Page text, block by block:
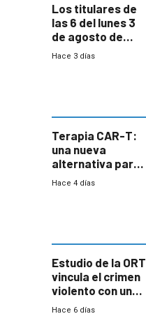
Los titulares de
las 6 del lunes 3
de agosto de
2026
Hace 3 días
Terapia CAR-T:
una nueva
alternativa para
niños y
Hace 4 días
Estudio de la ORT
vincula el crimen
violento con una
menor creación
Hace 6 días